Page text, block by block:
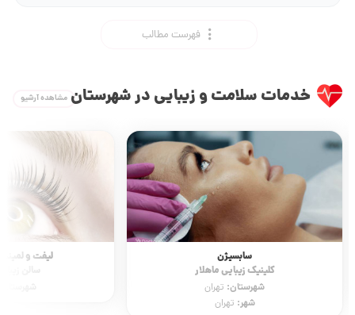
فهرست مطالب
خدمات سلامت و زیبایی در شهرستان مشاهده آرشیو
سابسیژن
کلینیک زیبایی ماهلار
شهرستان: تهران
شهر: تهران
لیفت و